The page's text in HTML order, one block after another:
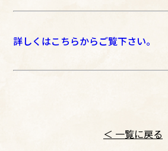
詳しくはこちらからご覧下さい。
＜ 一覧に戻る